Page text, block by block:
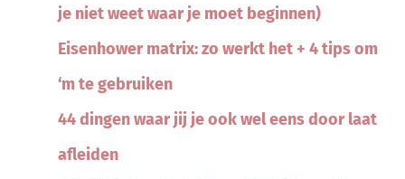
je niet weet waar je moet beginnen)
Eisenhower matrix: zo werkt het + 4 tips om
‘m te gebruiken
44 dingen waar jij je ook wel eens door laat
afleiden